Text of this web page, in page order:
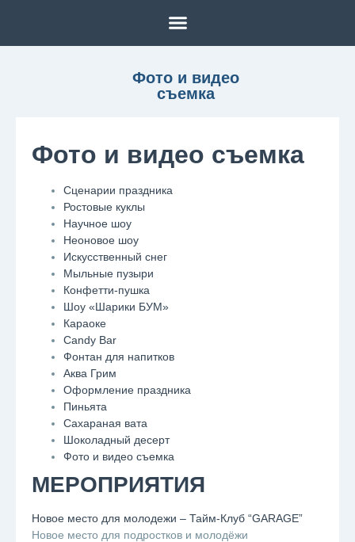
Фото и видео
съемка
Фото и видео съемка
Сценарии праздника
Ростовые куклы
Научное шоу
Неоновое шоу
Искусственный снег
Мыльные пузыри
Конфетти-пушка
Шоу «Шарики БУМ»
Караоке
Candy Bar
Фонтан для напитков
Аква Грим
Оформление праздника
Пиньята
Сахараная вата
Шоколадный десерт
Фото и видео съемка
МЕРОПРИЯТИЯ
Новое место для молодежи – Тайм-Клуб “GARAGE”
Новое место для подростков и молодёжи